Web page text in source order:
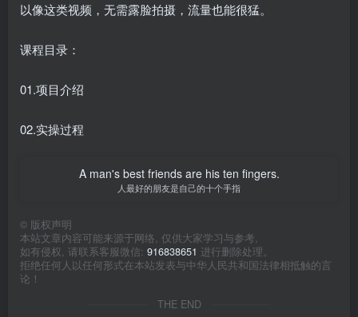
以像这类视频，无需露脸拍摄，流量也能很猛。
课程目录：
01.项目介绍
02.实操过程
A man's best friends are his ten fingers.
人最好的朋友是自己的十个手指
© 版权声明
本站文章内容可能来源于网络, 仅供大家学习与参考,
如有侵权, 请联系客服微信: 916838651 进行删除处理。
拒绝任何人以任何形式在本站发表与中华人民共和国法律相抵触的言
论！
THE END